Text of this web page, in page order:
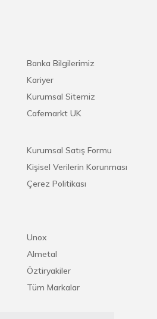
Banka Bilgilerimiz
Kariyer
Kurumsal Sitemiz
Cafemarkt UK
Kurumsal Satış Formu
Kişisel Verilerin Korunması
Çerez Politikası
Unox
Almetal
Öztiryakiler
Tüm Markalar